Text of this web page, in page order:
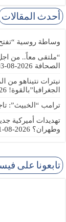
أحدث المقالات
وساطة روسية
“ملتقى معاً.. من
الصحافة 2026-08-03
نيترات نتيناهو من
الجغرافيا”بالقوة! 03
ترامب “الخبيث”:
تهديدات أميركية
وطهران؟ 2026-08-01
تابعونا على